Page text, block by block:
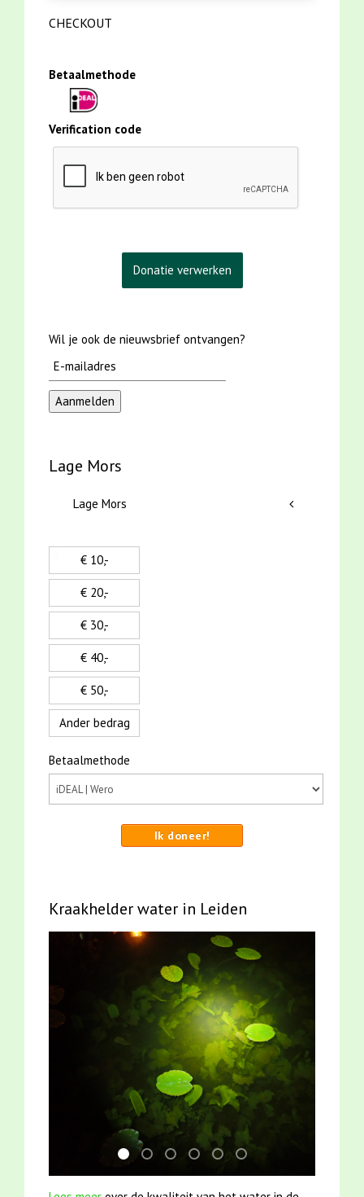
CHECKOUT
Betaalmethode
Verification code
Wil je ook de nieuwsbrief ontvangen?
Lage Mors
Lage Mors
€ 10,-
€ 20,-
€ 30,-
€ 40,-
€ 50,-
Ander bedrag
Betaalmethode
Ik doneer!
Kraakhelder water in Leiden
jun2021 zaklv 5 snoekje MOOI
mei2021 watervogelmethode fuut met
smoelenboek fifi en karper
jun2021 28 brasem en
karper met kattenklimtouw
mei2021 1 snoekje